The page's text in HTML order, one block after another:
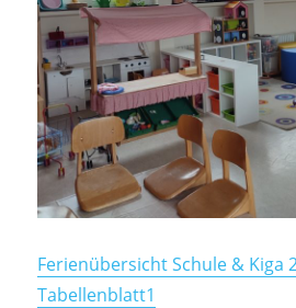
Ferienübersicht Schule & Kiga
Tabellenblatt1